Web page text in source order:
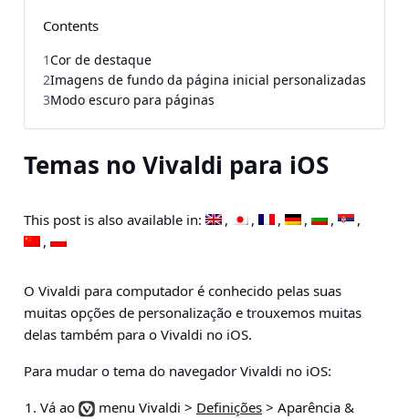
Temas no Vivaldi para iOS
This post is also available in:
O Vivaldi para computador é conhecido pelas suas
muitas opções de personalização e trouxemos muitas
delas também para o Vivaldi no iOS.
Para mudar o tema do navegador Vivaldi no iOS:
Vá ao
menu Vivaldi > Definições > Aparência &
Contents
1Cor de destaque
2Imagens de fundo da página inicial personalizadas
3Modo escuro para páginas